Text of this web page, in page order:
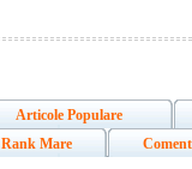
Articole Populare
Rank Mare